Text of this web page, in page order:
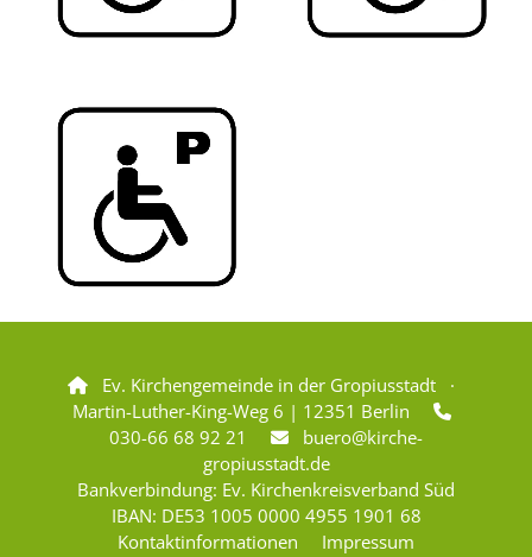

Ev. Kirchengemeinde in der Gropiusstadt ·
Martin-Luther-King-Weg 6 | 12351 Berlin

030-66 68 92 21 
buero@kirche-
gropiusstadt.de
Bankverbindung: Ev. Kirchenkreisverband Süd
IBAN: DE53 1005 0000 4955 1901 68
Kontaktinformationen
Impressum